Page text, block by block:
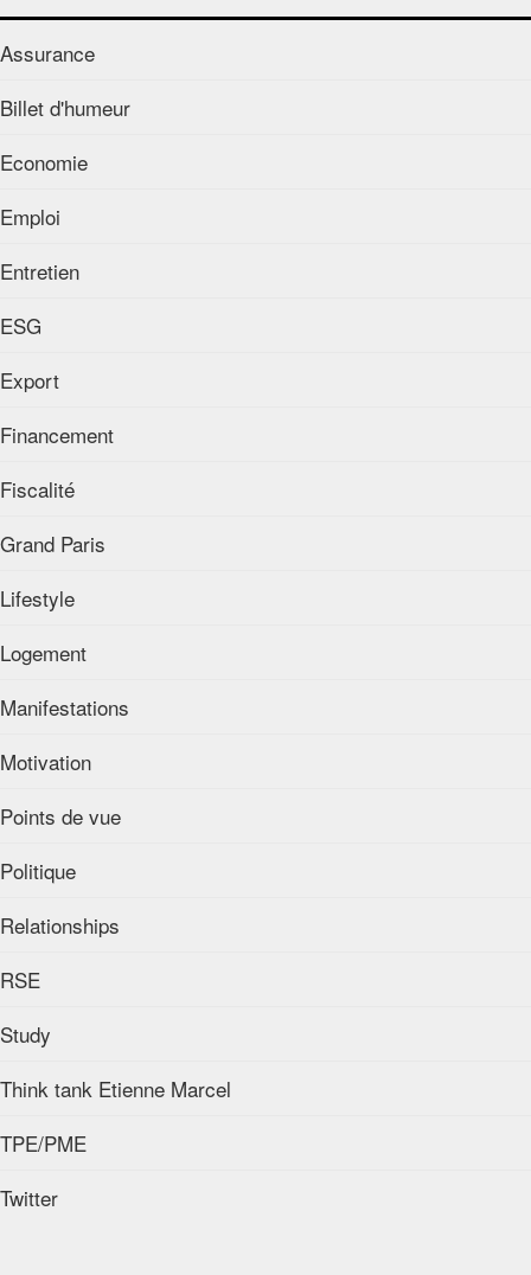
Assurance
Billet d'humeur
Economie
Emploi
Entretien
ESG
Export
Financement
Fiscalité
Grand Paris
Lifestyle
Logement
Manifestations
Motivation
Points de vue
Politique
Relationships
RSE
Study
Think tank Etienne Marcel
TPE/PME
Twitter